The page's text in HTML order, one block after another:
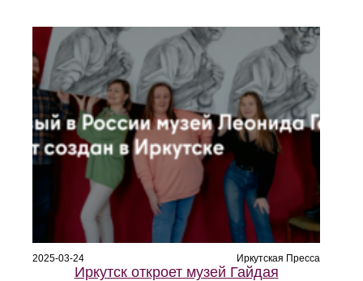
2025-03-24 Иркутская Пресса
Иркутск откроет музей Гайдая